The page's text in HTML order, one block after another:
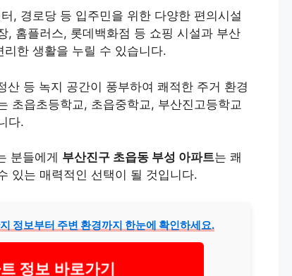
, 경로당 등 입주민을 위한 다양한 편의시설
, 홈플러스, 롯데백화점 등 쇼핑 시설과 부산
한 생활을 누릴 수 있습니다.
등 녹지 공간이 풍부하여 쾌적한 주거 환경
초읍초등학교, 초읍중학교, 부산진고등학교
다.
분들에게 부산진구 초읍동 부성 아파트는 쾌
있는 매력적인 선택이 될 것입니다.
정보부터 주변 환경까지 한눈에 확인하세요.
정보 바로가기